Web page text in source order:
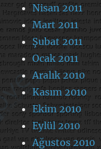
Nisan 2011
Mart 2011
Şubat 2011
Ocak 2011
Aralık 2010
Kasım 2010
Ekim 2010
Eylül 2010
Ağustos 2010